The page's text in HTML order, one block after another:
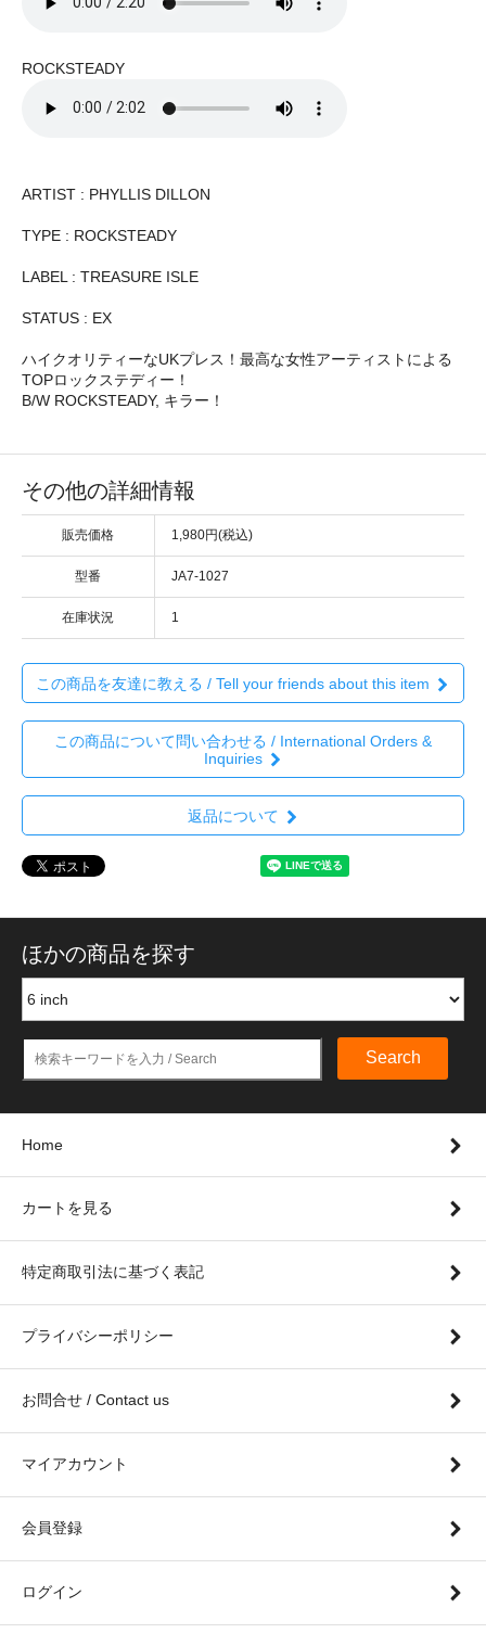
ROCKSTEADY
ARTIST : PHYLLIS DILLON
TYPE : ROCKSTEADY
LABEL : TREASURE ISLE
STATUS : EX
ハイクオリティーなUKプレス！最高な女性アーティストによる
TOPロックステディー！
B/W ROCKSTEADY, キラー！
その他の詳細情報
販売価格 1,980円(税込)
型番 JA7-1027
在庫状況 1
この商品を友達に教える / Tell your friends about this item
この商品について問い合わせる / International Orders &
Inquiries
返品について
ほかの商品を探す
Search
Home
カートを見る
特定商取引法に基づく表記
プライバシーポリシー
お問合せ / Contact us
マイアカウント
会員登録
ログイン